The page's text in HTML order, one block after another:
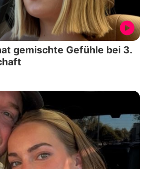
gemischte Gefühle bei 3.